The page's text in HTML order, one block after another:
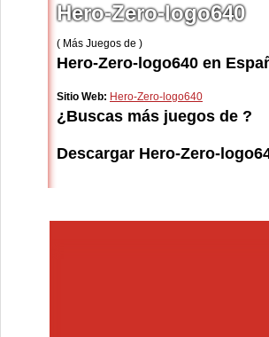
Hero-Zero-logo640
( Más Juegos de )
Hero-Zero-logo640 en
Sitio Web: Hero-Zero-logo640
¿Buscas más juegos de ?
Descargar Hero-Zero-